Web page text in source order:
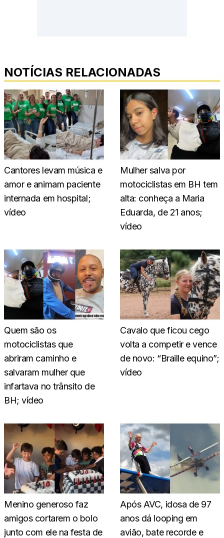
NOTÍCIAS RELACIONADAS
Cantores levam música e
amor e animam paciente
internada em hospital;
vídeo
Mulher salva por
motociclistas em BH tem
alta: conheça a Maria
Eduarda, de 21 anos;
vídeo
Quem são os
motociclistas que
abriram caminho e
salvaram mulher que
infartava no trânsito de
BH; vídeo
Cavalo que ficou cego
volta a competir e vence
de novo: “Braille equino”;
vídeo
Menino generoso faz
amigos cortarem o bolo
junto com ele na festa de
Após AVC, idosa de 97
anos dá looping em
avião, bate recorde e